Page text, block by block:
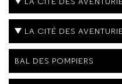
LA CITÉ DES
BAL DES POMPIERS